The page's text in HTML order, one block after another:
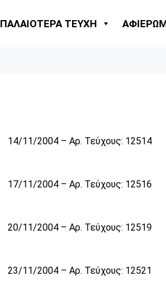
ΠΑΛΑΙΟΤΕΡΑ ΤΕΥΧΗ
14/11/2004 – Αρ. Τεύχους: 12514
17/11/2004 – Αρ. Τεύχους: 12516
20/11/2004 – Αρ. Τεύχους: 12519
23/11/2004 – Αρ. Τεύχους: 12521